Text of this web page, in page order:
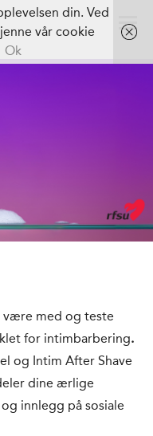
være med og teste
for intimbarbering.
og Intim After Shave
dine ærlige
innlegg på sosiale
din. Ved
vår cookie
Ok